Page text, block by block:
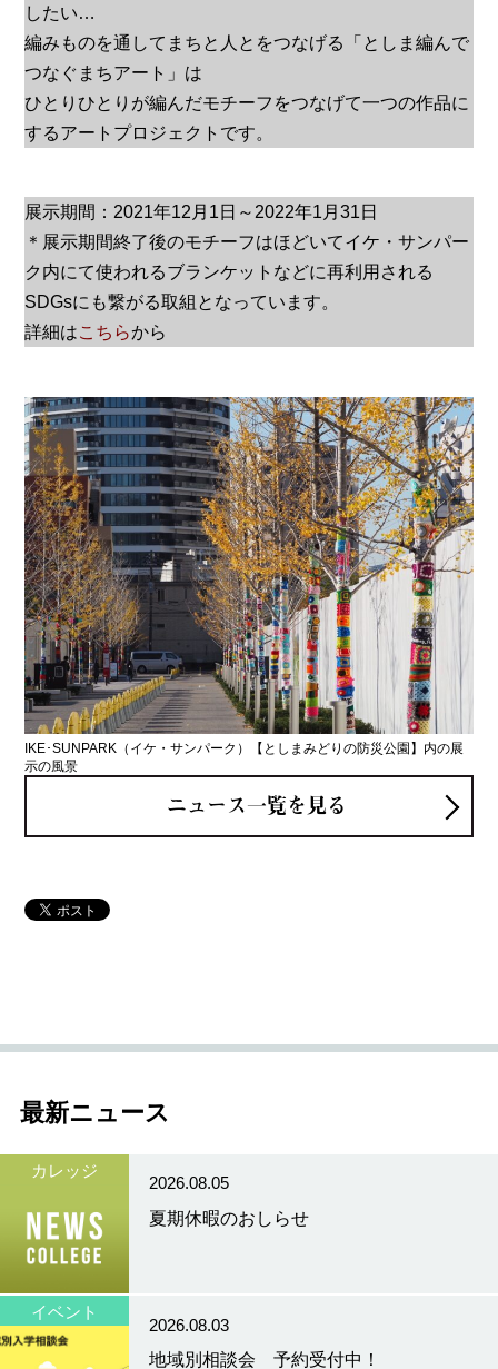
したい…
編みものを通してまちと人とをつなげる「としま編んで
つなぐまちアート」は
ひとりひとりが編んだモチーフをつなげて一つの作品に
するアートプロジェクトです。
展示期間：2021年12月1日～2022年1月31日
＊展示期間終了後のモチーフはほどいてイケ・サンパー
ク内にて使われるブランケットなどに再利用される
SDGsにも繋がる取組となっています。
詳細はこちらから
IKE･SUNPARK（イケ・サンパーク）【としまみどりの防災公園】内の展
示の風景
ニュース一覧を見る
最新ニュース
カレッジ
2026.08.05
夏期休暇のおしらせ
イベント
2026.08.03
地域別相談会 予約受付中！